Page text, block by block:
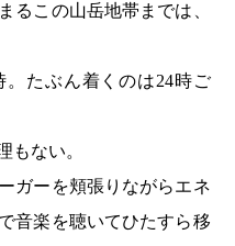
るこの山岳地帯までは、
。たぶん着くのは24時ご
もない。
ガーを頬張りながらエネ
音楽を聴いてひたすら移